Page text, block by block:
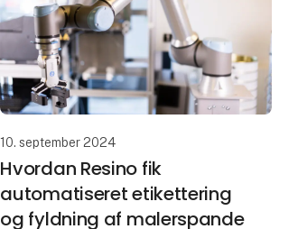
10. september 2024
Hvordan Resino fik
automatiseret etikettering
og fyldning af malerspande